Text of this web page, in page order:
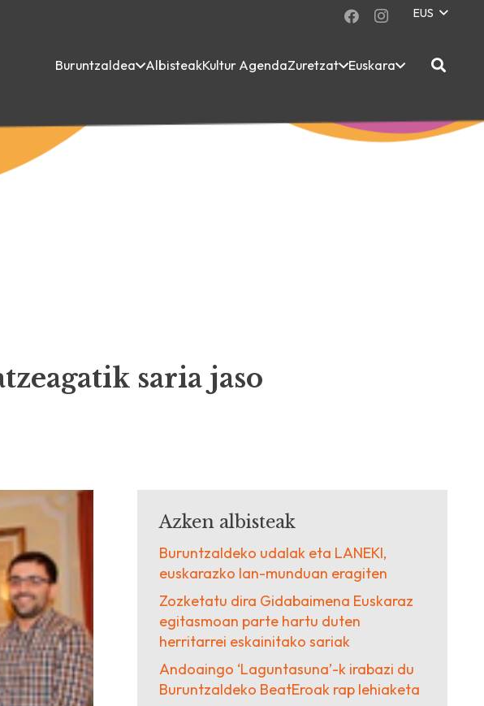
EUS
Buruntzaldea AlbisteakKultur AgendaZuretzat Euskara
saria jaso
Azken albisteak
Buruntzaldeko udalak eta LANEKI,
euskarazko lan-munduan eragiten
Zozketatu dira Gidabaimena Euskaraz
egitasmoan parte hartu duten
herritarrei eskainitako sariak
Andoaingo ‘Laguntasuna’-k irabazi du
Buruntzaldeko BeatEroak rap lehiaketa